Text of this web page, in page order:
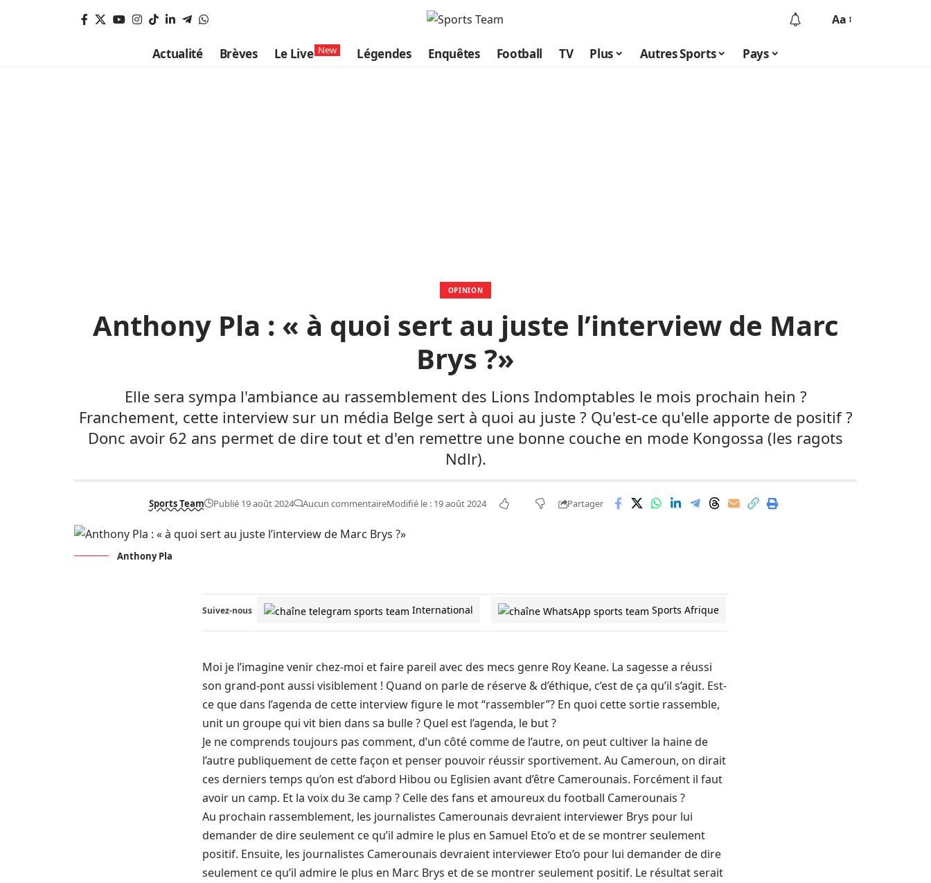
Aa
Actualité Brèves Le Live New Légendes Enquêtes Football TV Plus Autres Sports Pays
OPINION
Anthony Pla : « à quoi sert au juste l’interview de Marc
Brys ?»
Elle sera sympa l'ambiance au rassemblement des Lions Indomptables le mois prochain hein ?
Franchement, cette interview sur un média Belge sert à quoi au juste ? Qu'est-ce qu'elle apporte de positif ?
Donc avoir 62 ans permet de dire tout et d'en remettre une bonne couche en mode Kongossa (les ragots
Ndlr).
Sports Team Publié 19 août 2024 Aucun commentaireModifié le : 19 août 2024 Partager
Anthony Pla
Suivez-nous International Sports Afrique
Moi je l’imagine venir chez-moi et faire pareil avec des mecs genre Roy Keane. La sagesse a réussi
son grand-pont aussi visiblement ! Quand on parle de réserve & d’éthique, c’est de ça qu’il s’agit. Est-
ce que dans l’agenda de cette interview figure le mot “rassembler”? En quoi cette sortie rassemble,
unit un groupe qui vit bien dans sa bulle ? Quel est l’agenda, le but ?
Je ne comprends toujours pas comment, d’un côté comme de l’autre, on peut cultiver la haine de
l’autre publiquement de cette façon et penser pouvoir réussir sportivement. Au Cameroun, on dirait
ces derniers temps qu’on est d’abord Hibou ou Eglisien avant d’être Camerounais. Forcément il faut
avoir un camp. Et la voix du 3e camp ? Celle des fans et amoureux du football Camerounais ?
Au prochain rassemblement, les journalistes Camerounais devraient interviewer Brys pour lui
demander de dire seulement ce qu’il admire le plus en Samuel Eto’o et de se montrer seulement
positif. Ensuite, les journalistes Camerounais devraient interviewer Eto’o pour lui demander de dire
seulement ce qu’il admire le plus en Marc Brys et de se montrer seulement positif. Le résultat serait